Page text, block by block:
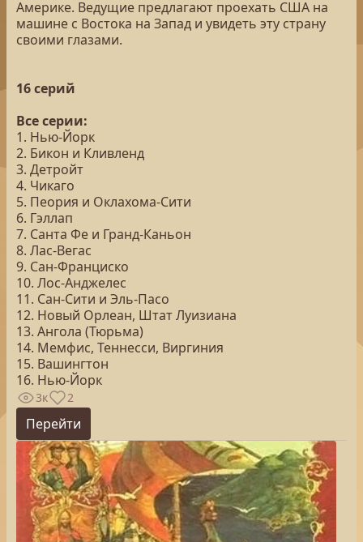
Америке. Ведущие предлагают проехать США на
машине с Востока на Запад и увидеть эту страну
своими глазами.
16 серий
Все серии:
1. Нью-Йорк
2. Бикон и Кливленд
3. Детройт
4. Чикаго
5. Пеория и Оклахома-Сити
6. Гэллап
7. Санта Фе и Гранд-Каньон
8. Лас-Вегас
9. Сан-Франциско
10. Лос-Анджелес
11. Сан-Сити и Эль-Пасо
12. Новый Орлеан, Штат Луизиана
13. Ангола (Тюрьма)
14. Мемфис, Теннесси, Виргиния
15. Вашингтон
16. Нью-Йорк
3к 2
Перейти